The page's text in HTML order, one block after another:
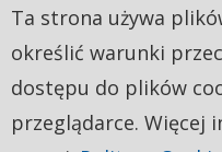
Ta strona używa
określić warunki
dostępu do plików
przeglądarce. Więcej